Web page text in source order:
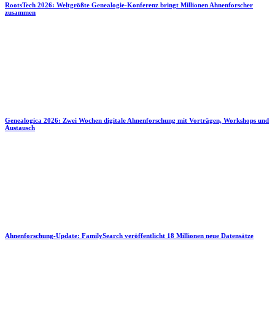
RootsTech 2026: Weltgrößte Genealogie-Konferenz bringt Millionen Ahnenforscher
zusammen
Genealogica 2026: Zwei Wochen digitale Ahnenforschung mit Vorträgen, Workshops und
Austausch
Ahnenforschung-Update: FamilySearch veröffentlicht 18 Millionen neue Datensätze